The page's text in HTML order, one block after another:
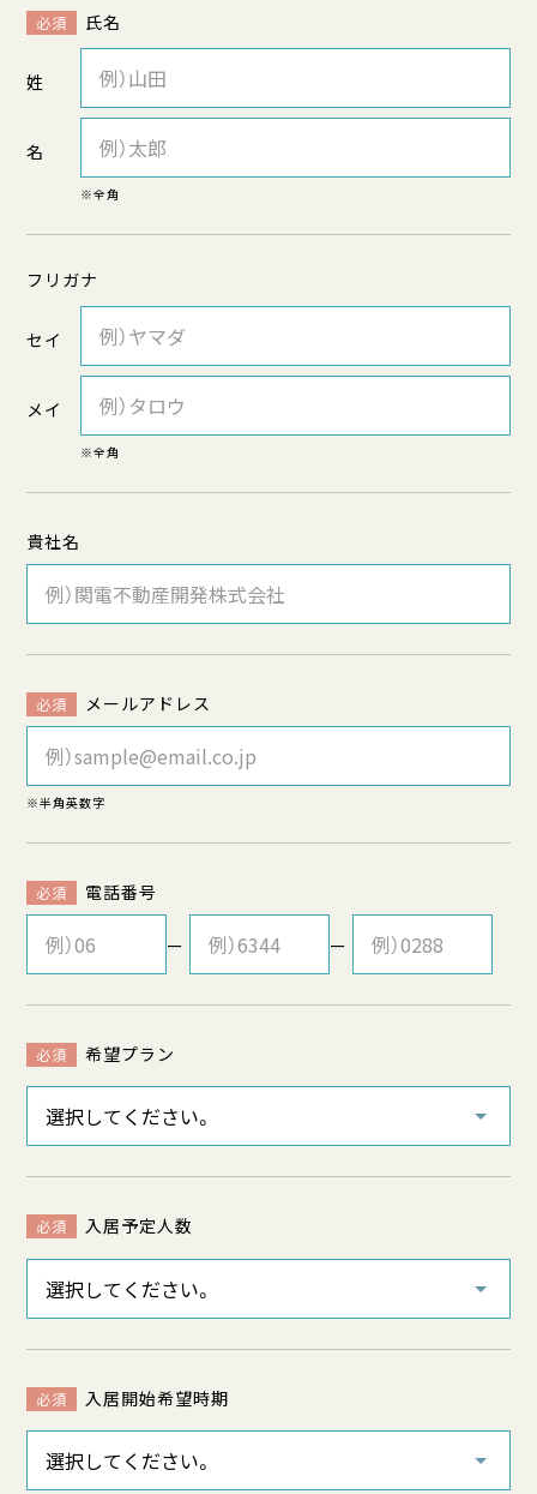
必須 氏名
姓
名
※全角
フリガナ
セイ
メイ
※全角
貴社名
必須 メールアドレス
※半角英数字
必須 電話番号
ー ー
必須 希望プラン
必須 入居予定人数
必須 入居開始希望時期